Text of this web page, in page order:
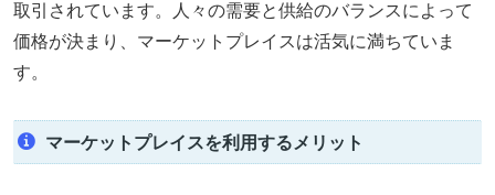
取引されています。人々の需要と供給のバランスによって
価格が決まり、マーケットプレイスは活気に満ちていま
す。
マーケットプレイスを利用するメリット